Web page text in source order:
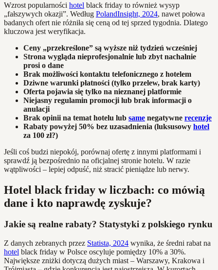
Wzrost popularności hotel black friday to również wysyp
„fałszywych okazji”. Według PolandInsight, 2024, nawet połowa
badanych ofert nie różniła się ceną od tej sprzed tygodnia. Dlatego
kluczowa jest weryfikacja.
Ceny „przekreślone” są wyższe niż tydzień wcześniej
Strona wygląda nieprofesjonalnie lub zbyt nachalnie
prosi o dane
Brak możliwości kontaktu telefonicznego z hotelem
Dziwne warunki płatności (tylko przelew, brak karty)
Oferta pojawia się tylko na nieznanej platformie
Niejasny regulamin promocji lub brak informacji o
anulacji
Brak opinii na temat hotelu lub same negatywne recenzje
Rabaty powyżej 50% bez uzasadnienia (luksusowy hotel
za 100 zł?)
Jeśli coś budzi niepokój, porównaj ofertę z innymi platformami i
sprawdź ją bezpośrednio na oficjalnej stronie hotelu. W razie
wątpliwości – lepiej odpuść, niż stracić pieniądze lub nerwy.
Hotel black friday w liczbach: co mówią
dane i kto naprawdę zyskuje?
Jakie są realne rabaty? Statystyki z polskiego rynku
Z danych zebranych przez Statista, 2024 wynika, że średni rabat na
hotel black friday w Polsce oscyluje pomiędzy 10% a 30%.
Największe zniżki dotyczą dużych miast – Warszawy, Krakowa i